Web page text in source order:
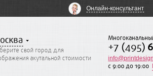
Онлайн-консультант
свой город для
акутальной стоимости
+7 (495)
c 9:00 до 19:00